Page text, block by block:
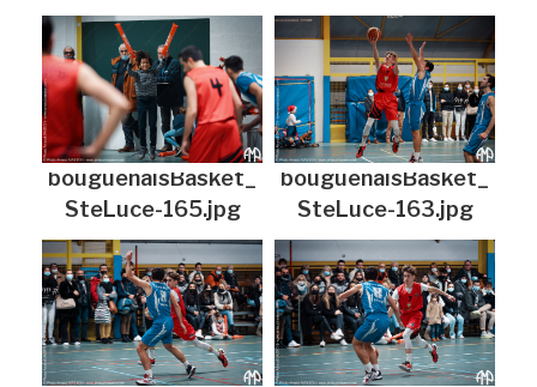
bouguenaisBasket_
SteLuce-165.jpg
bouguenaisBasket_
SteLuce-163.jpg